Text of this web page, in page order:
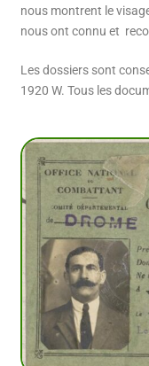
nous montrent le
nous ont connu et
Les dossiers sont
1920 W. Tous les